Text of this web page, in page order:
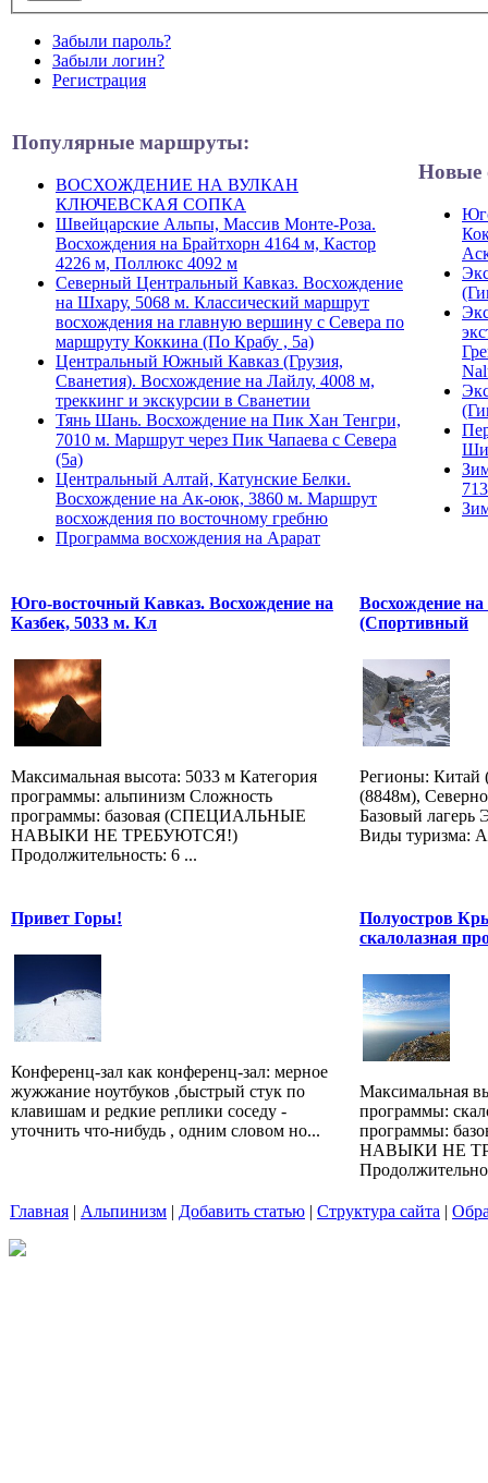
Забыли пароль?
Забыли логин?
Регистрация
Популярные маршруты:
ВОСХОЖДЕНИЕ НА ВУЛКАН
КЛЮЧЕВСКАЯ СОПКА
Швейцарские Альпы, Массив Монте-Роза.
Восхождения на Брайтхорн 4164 м, Кастор
4226 м, Поллюкс 4092 м
Северный Центральный Кавказ. Восхождение
на Шхару, 5068 м. Классический маршрут
восхождения на главную вершину с Севера по
маршруту Коккина (По Крабу , 5а)
Центральный Южный Кавказ (Грузия,
Сванетия). Восхождение на Лайлу, 4008 м,
треккинг и экскурсии в Сванетии
Тянь Шань. Восхождение на Пик Хан Тенгри,
7010 м. Маршрут через Пик Чапаева с Севера
(5а)
Центральный Алтай, Катунские Белки.
Восхождение на Ак-оюк, 3860 м. Маршрут
восхождения по восточному гребню
Программа восхождения на Арарат
Новые
Юго-восточный Кавказ. Восхождение на
Казбек, 5033 м. Кл
Максимальная высота: 5033 м Категория
программы: альпинизм Сложность
программы: базовая (СПЕЦИАЛЬНЫЕ
НАВЫКИ НЕ ТРЕБУЮТСЯ!)
Продолжительность: 6 ...
Восхождение на
(Спортивный
Регионы: Китай
(8848м),
Базовый лагерь
Виды туризма:
Привет Горы!
Конференц-зал как конференц-зал: мерное
жужжание ноутбуков ,быстрый стук по
клавишам и редкие реплики соседу -
уточнить что-нибудь , одним словом но...
Полуостров
скалолазная
Максимальная
программы:
программы:
НАВЫКИ НЕ
Главная | Альпинизм | Добавить статью | Структура сайта |